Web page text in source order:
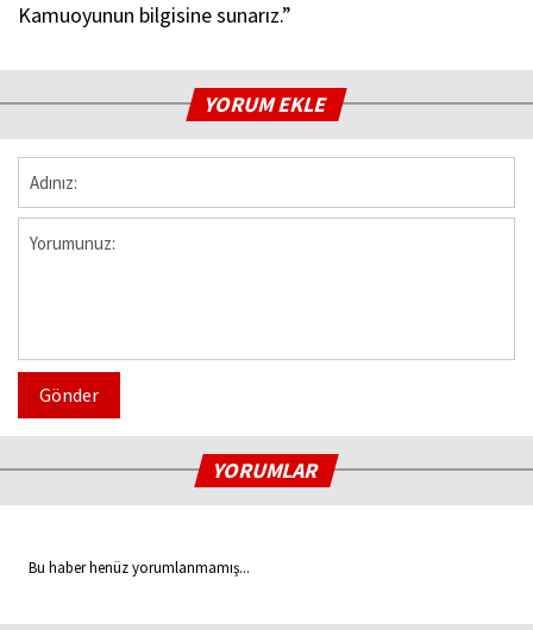
Kamuoyunun bilgisine sunarız.”
YORUM EKLE
Gönder
YORUMLAR
Bu haber henüz yorumlanmamış...